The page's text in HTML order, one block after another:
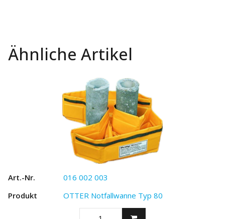
Ähnliche Artikel
016 002 003
OTTER Notfallwanne Typ 80